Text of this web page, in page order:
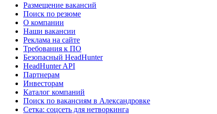
Размещение вакансий
Поиск по резюме
О компании
Наши вакансии
Реклама на сайте
Требования к ПО
Безопасный HeadHunter
HeadHunter API
Партнерам
Инвесторам
Каталог компаний
Поиск по вакансиям в Александровке
Сетка: соцсеть для нетворкинга